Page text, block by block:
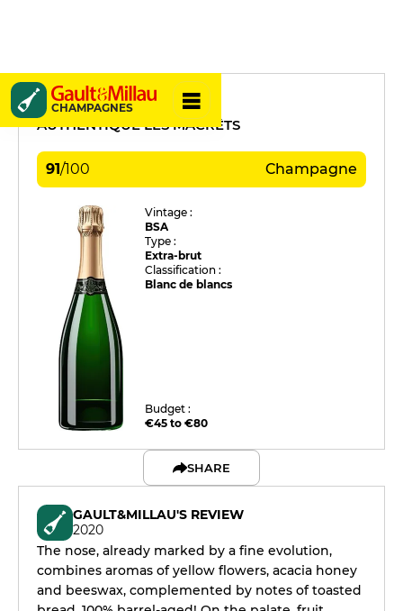
CHAMPAGNES
Michel Marcoult
AUTHENTIQUE LES MACRÊTS
91/100 Champagne
Vintage :
BSA
Type :
Extra-brut
Classification :
Blanc de blancs
Budget :
€45 to €80
SHARE
GAULT&MILLAU'S REVIEW
2020
The nose, already marked by a fine evolution,
combines aromas of yellow flowers, acacia honey
and beeswax, complemented by notes of toasted